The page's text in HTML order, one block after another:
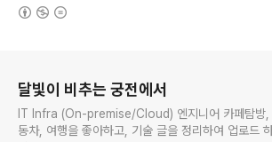
달빛이 비추는 궁전에서
IT Infra (On-premise/Cloud) 엔지니어 카페탐방,
동차, 여행을 좋아하고, 기술 글을 정리하여 업로드